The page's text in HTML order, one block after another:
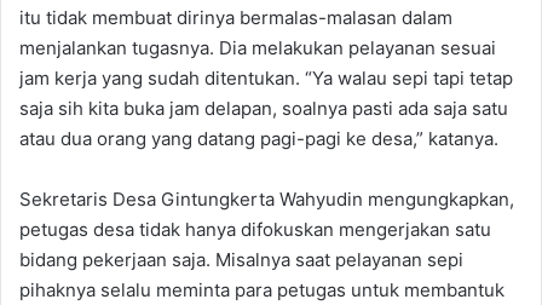
itu tidak membuat dirinya bermalas-malasan dalam
menjalankan tugasnya. Dia melakukan pelayanan sesuai
jam kerja yang sudah ditentukan. “Ya walau sepi tapi tetap
saja sih kita buka jam delapan, soalnya pasti ada saja satu
atau dua orang yang datang pagi-pagi ke desa,” katanya.
Sekretaris Desa Gintungkerta Wahyudin mengungkapkan,
petugas desa tidak hanya difokuskan mengerjakan satu
bidang pekerjaan saja. Misalnya saat pelayanan sepi
pihaknya selalu meminta para petugas untuk membantuk